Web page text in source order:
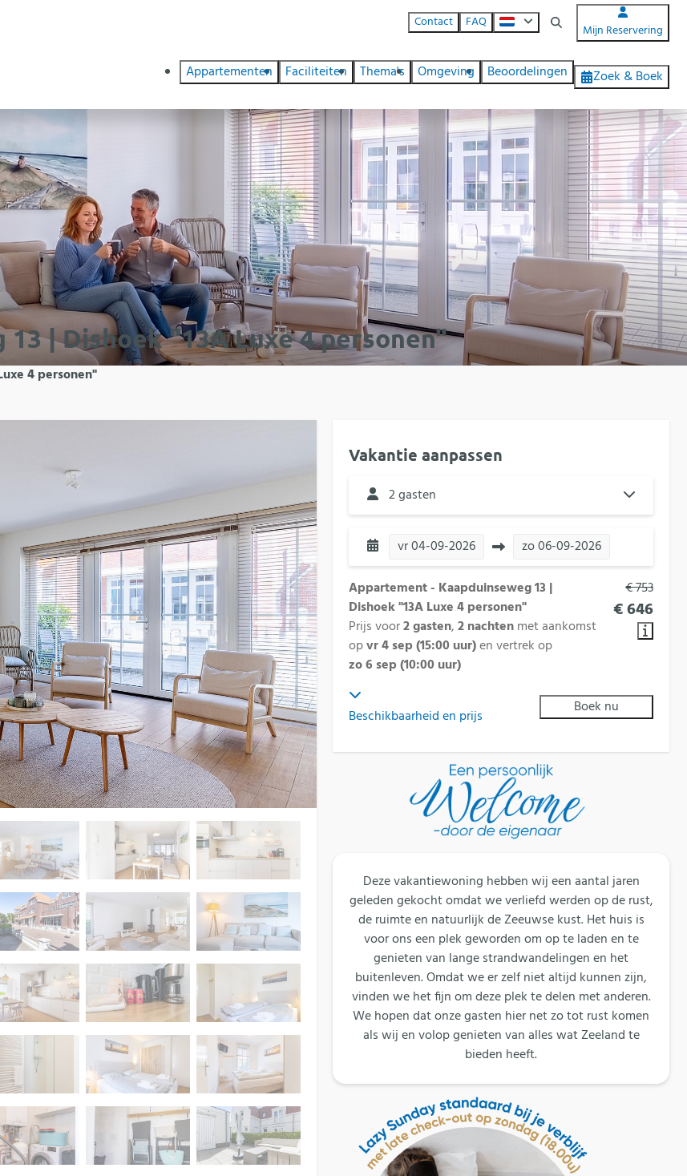
Contact FAQ Mijn Reservering
Appartementen Faciliteiten Thema's Omgeving Beoordelingen Zoek & Boek
| Dishoek "13A Luxe 4 personen"
4 personen"
Vakantie aanpassen
2 gasten
vr04-09-2026 zo06-09-2026
€ 753
€ 646
Appartement - Kaapduinseweg 13 |
Dishoek "13A Luxe 4 personen"
Prijs voor2 gasten,2 nachtenmet aankomst
opvr 4 sep (15:00 uur)en vertrek op
zo 6 sep (10:00 uur)
Beschikbaarheid en prijs Boek nu
Deze vakantiewoning hebben wij een aantal jaren
geleden gekocht omdat we verliefd werden op de rust,
de ruimte en natuurlijk de Zeeuwse kust. Het huis is
voor ons een plek geworden om op te laden en te
genieten van lange strandwandelingen en het
buitenleven. Omdat we er zelf niet altijd kunnen zijn,
vinden we het fijn om deze plek te delen met anderen.
We hopen dat onze gasten hier net zo tot rust komen
als wij en volop genieten van alles wat Zeeland te
bieden heeft.